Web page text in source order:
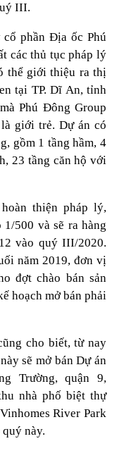
III.
phần Địa ốc Phú
các thủ tục pháp lý
thể giới thiệu ra thị
tại TP. Dĩ An, tỉnh
Phú Đông Group
giới trẻ. Dự án có
gồm 1 tầng hầm, 4
23 tầng căn hộ với
thiện pháp lý,
500 và sẽ ra hàng
vào quý III/2020.
năm 2019, đơn vị
đợt chào bán sản
hoạch mở bán phải
cho biết, từ nay
sẽ mở bán Dự án
Trường, quận 9,
nhà phố biệt thự
River Park
này.